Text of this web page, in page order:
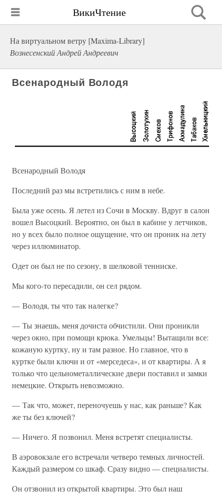
ВикиЧтение
На виртуальном ветру [Maxima-Library]
Вознесенский Андрей Андреевич
Всенародный Володя
Всенародный Володя
Последний раз мы встретились с ним в небе.
Была уже осень. Я летел из Сочи в Москву. Вдруг в салон
вошел Высоцкий. Вероятно, он был в кабине у летчиков,
но у всех было полное ощущение, что он проник на лету
через иллюминатор.
Одет он был не по сезону, в шелковой тенниске.
Мы кого-то пересадили, он сел рядом.
— Володя, ты что так налегке?
— Ты знаешь, меня дочиста обчистили. Они проникли
через окно, при помощи крюка. Умельцы! Вытащили все:
кожаную куртку, ну и там разное. Но главное, что в
куртке были ключи и от «мерседеса», и от квартиры. А я
только что цельнометаллические двери поставил и замки
немецкие. Открыть невозможно.
— Так что, может, переночуешь у нас, как раньше? Как
же ты без ключей?
— Ничего. Я позвонил. Меня встретят специалисты.
В аэровокзале его встречали четверо темных личностей.
Каждый размером со шкаф. Сразу видно — специалисты.
Он отзвонил из открытой квартиры. Это был наш